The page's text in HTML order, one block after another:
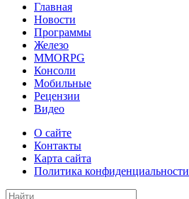
Главная
Новости
Программы
Железо
MMORPG
Консоли
Мобильные
Рецензии
Видео
О сайте
Контакты
Карта сайта
Политика конфиденциальности